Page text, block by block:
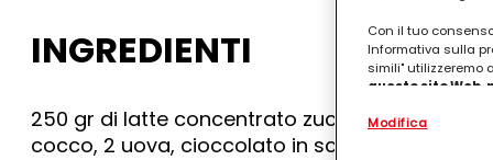
INGREDIENTI
250 gr di latte concentrato zuccherato
cocco, 2 uova, cioccolato in scaglie
Con il tuo
Informativa sulla
simili" utilizzeremo
questo sito
.
(rispettivamente
terzi, conservare
Modifica